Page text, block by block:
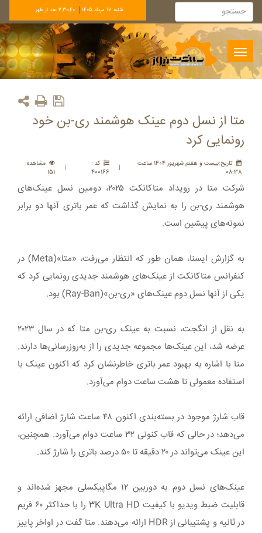
شنبه 17 مرداد 1405 2:30:40 بعد از ظهر
Toggle
navigation
متا از نسل دوم عینک هوشمند ری-بن خود
رونمایی کرد
تاريخ:بيست و هفتم شهريور 1404 ساعت
08:38
|
کد :
400166
|
مشاهده:
151
شرکت متا در رویداد متاکانکت ۲۰۲۵، دومین نسل عینک‌های
هوشمند ری-بن را به نمایش گذاشت که عمر باتری آنها دو برابر
نمونه‌های پیشین است.
به گزارش ایسنا، همان طور که انتظار می‌رفت، «متا»(Meta) در
کنفرانس متاکانکت از عینک‌های هوشمند جدیدی رونمایی کرد که
یکی از آنها نسل دوم عینک‌های «ری-بن»(Ray-Ban) بود.
به نقل از انگجت، نسبت به عینک ری-بن متا که در سال ۲۰۲۳
عرضه شد، این عینک‌ها مجموعه جدیدی را از به‌روزرسانی‌ها دارند.
متا با اشاره به بهبود عمر باتری خاطرنشان کرد که اکنون عینک با
استفاده معمولی تا هشت ساعت دوام می‌آورد.
قاب شارژ موجود در بسته‌بندی اکنون ۴۸ ساعت شارژ اضافی ارائه
می‌دهد؛ در حالی که قاب کنونی ۳۲ ساعت دوام می‌آورد. همچنین،
این عینک می‌تواند در ۲۰ دقیقه تا ۵۰ درصد باتری را شارژ کند.
عینک‌های نسل دوم به دوربین ۱۲ مگاپیکسلی مجهز شده‌اند و
قابلیت ضبط ویدیو با کیفیت 3K Ultra HD را با حداکثر ۶۰ فریم
در ثانیه و پشتیبانی از HDR ارائه می‌دهند. متا گفت در اواخر پاییز